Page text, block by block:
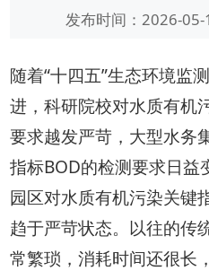
发布时间：2026-05-
随着“十四五”生态环境监
进，科研院校对水质有机
要求越发严苛，大型水务
指标BOD的检测要求日益
园区对水质有机污染关键
趋于严苛状态。以往的传
常繁琐，消耗时间还很长